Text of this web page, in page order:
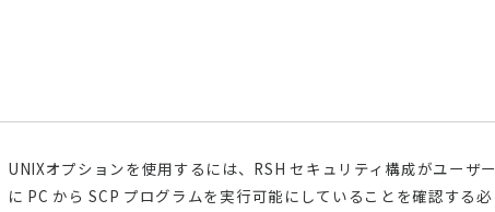
UNIXオプションを使用するには、RSH セキュリティ構成がユーザー
に PC から SCP プログラムを実行可能にしていることを確認する必